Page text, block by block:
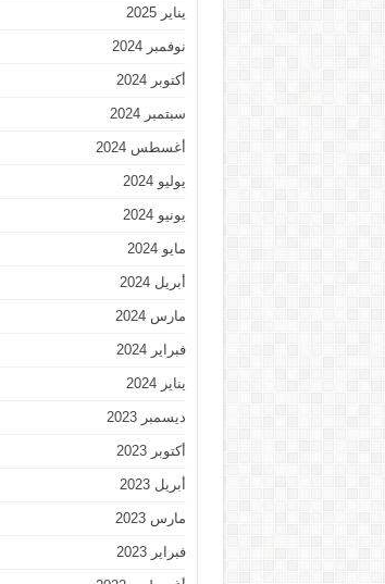
يناير 2025
نوفمبر 2024
أكتوبر 2024
سبتمبر 2024
أغسطس 2024
يوليو 2024
يونيو 2024
مايو 2024
أبريل 2024
مارس 2024
فبراير 2024
يناير 2024
ديسمبر 2023
أكتوبر 2023
أبريل 2023
مارس 2023
فبراير 2023